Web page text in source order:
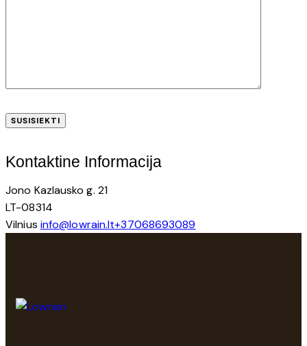
Kontaktine Informacija
Jono Kazlausko g. 21
LT-08314
Vilnius info@lowrain.lt+37068693089